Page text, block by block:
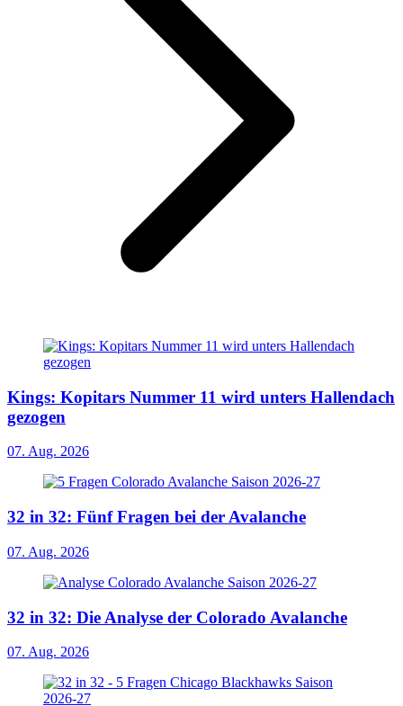
Kings: Kopitars Nummer 11 wird unters Hallendach
gezogen
07. Aug. 2026
32 in 32: Fünf Fragen bei der Avalanche
07. Aug. 2026
32 in 32: Die Analyse der Colorado Avalanche
07. Aug. 2026